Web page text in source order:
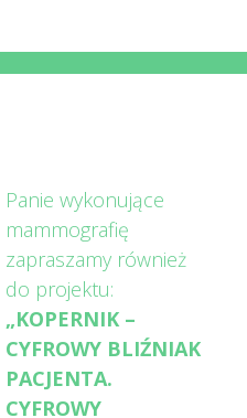
Panie wykonujące
mammografię
zapraszamy również
do projektu:
„KOPERNIK –
CYFROWY BLIŹNIAK
PACJENTA.
CYFROWY